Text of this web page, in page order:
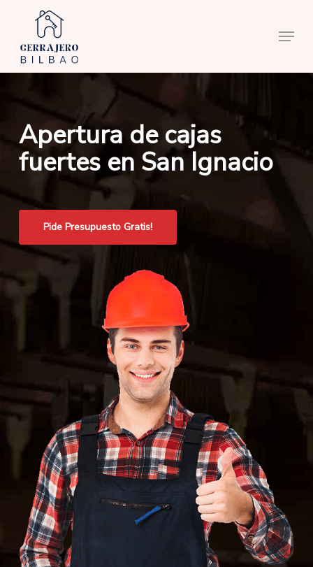
main
content
Menu
Apertura de cajas
fuertes en San Ignacio
Pide Presupuesto Gratis!